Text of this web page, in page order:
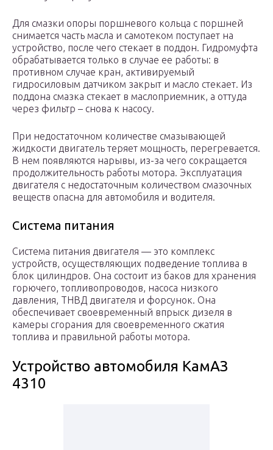
Для смазки опоры поршневого кольца с поршней
снимается часть масла и самотеком поступает на
устройство, после чего стекает в поддон. Гидромуфта
обрабатывается только в случае ее работы: в
противном случае кран, активируемый
гидросиловым датчиком закрыт и масло стекает. Из
поддона смазка стекает в маслоприемник, а оттуда
через фильтр – снова к насосу.
При недостаточном количестве смазывающей
жидкости двигатель теряет мощность, перегревается.
В нем появляются нарывы, из-за чего сокращается
продолжительность работы мотора. Эксплуатация
двигателя с недостаточным количеством смазочных
веществ опасна для автомобиля и водителя.
Система питания
Система питания двигателя — это комплекс
устройств, осуществляющих подведение топлива в
блок цилиндров. Она состоит из баков для хранения
горючего, топливопроводов, насоса низкого
давления, ТНВД двигателя и форсунок. Она
обеспечивает своевременный впрыск дизеля в
камеры сгорания для своевременного сжатия
топлива и правильной работы мотора.
Устройство автомобиля КамАЗ
4310